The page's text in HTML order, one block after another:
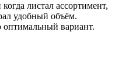
листал ассортимент,
удобный объём.
оптимальный вариант.